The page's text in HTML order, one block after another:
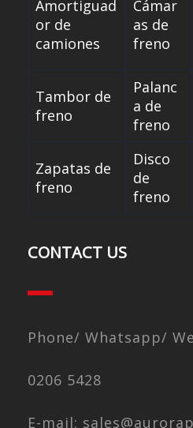
Amortiguad
or de
camiones
Cámar
as de
freno
Tambor de
freno
Palanc
a de
freno
Zapatas de
freno
Disco
de
freno
CONTACT US
Phone/ Whatsapp/
0206 5428
E-mail: